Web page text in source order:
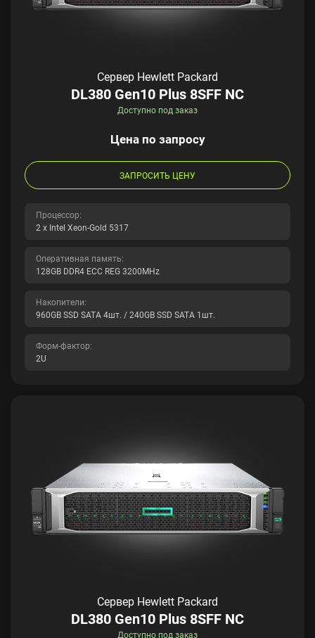
Сервер Hewlett Packard
DL380 Gen10 Plus 8SFF NC
Доступно под заказ
Цена по запросу
ЗАПРОСИТЬ ЦЕНУ
Процессор:
2 x Intel Xeon-Gold 5317
Оперативная память:
128GB DDR4 ECC REG 3200MHz
Накопители:
960GB SSD SATA 4шт. / 240GB SSD SATA 1шт.
Форм-фактор:
2U
Сервер Hewlett Packard
DL380 Gen10 Plus 8SFF NC
Доступно под заказ